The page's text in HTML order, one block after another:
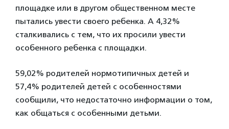
площадке или в другом общественном месте
пытались увести своего ребенка. А 4,32%
сталкивались с тем, что их просили увести
особенного ребенка с площадки.
59,02% родителей нормотипичных детей и
57,4% родителей детей с особенностями
сообщили, что недостаточно информации о том,
как общаться с особенными детьми.